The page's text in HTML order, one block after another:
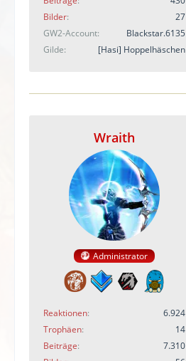
Bilder
27
GW2-Account
Blackstar.6135
Gilde
[Hasi] Hoppelhäschen
Wraith
Administrator
Reaktionen
6.924
Trophäen
14
Beiträge
7.310